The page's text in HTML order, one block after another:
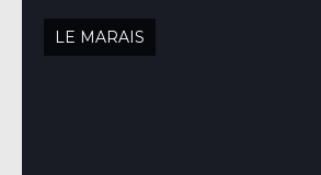
LE MARAIS